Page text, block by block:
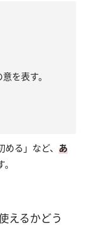
を表す。
る」など、 あ
えるかどう